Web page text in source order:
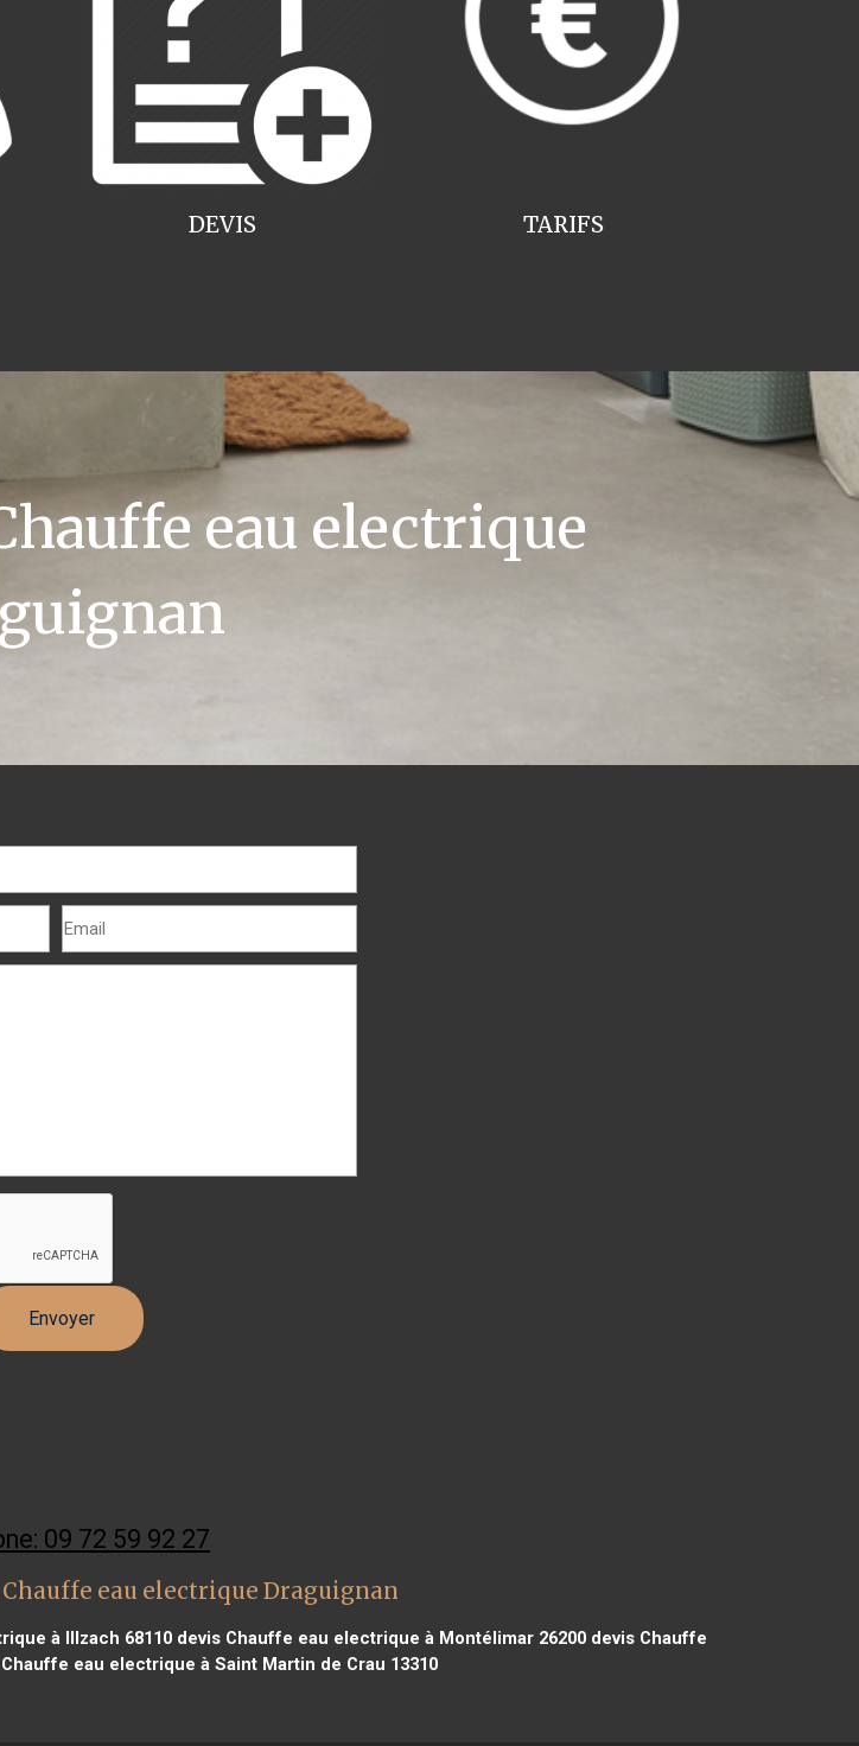
TARIFS
DEVIS
eau electrique
09 72 59 92 27
eau electrique Draguignan
à Illzach 68110 devis Chauffe eau electrique à Montélimar 26200 devis Chauffe
eau electrique à Saint Martin de Crau 13310